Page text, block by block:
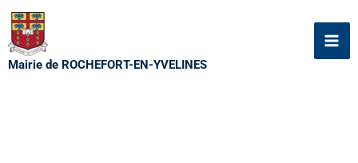
Aller
au
contenu
Mairie de ROCHEFORT-EN-YVELINES